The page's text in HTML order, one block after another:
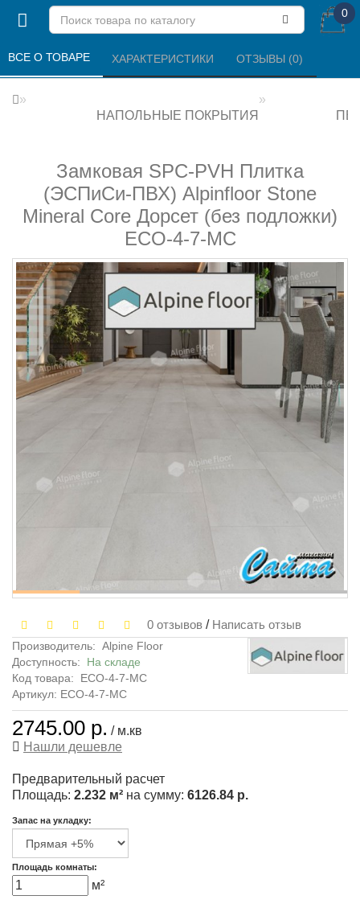
0
НАПОЛЬНЫЕ ПОКРЫТИЯ
Замковая SPC-PVH Плитка
(ЭСПиСи-ПВХ) Alpinfloor Stone
Mineral Core Дорсет (без подложки)
ECO-4-7-MC
ВСЕ О ТОВАРЕ ХАРАКТЕРИСТИКИ ОТЗЫВЫ (0)
0 отзывов / Написать отзыв
Производитель: Alpine Floor
Доступность: На складе
Код товара:
ECO-4-7-MC
Артикул: ECO-4-7-MC
2745.00 р. / м.кв
Нашли дешевле
Предварительный расчет
Площадь: 2.232 м² на сумму: 6126.84 р.
Запас на укладку:
Площадь комнаты:
м²